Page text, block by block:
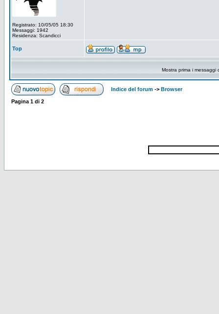
Registrato: 10/05/05 18:30
Messaggi: 1942
Residenza: Scandicci
Top
Mostra prima i messaggi
Indice del forum -> Browser
Pagina 1 di 2